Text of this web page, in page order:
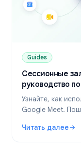
Guides
Сессионные
руководство
Узнайте, как
Google Meet.
проблем и
Читать далее
: Сессионные